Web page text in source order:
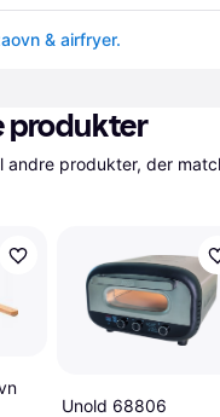
& airfryer.
produkter
andre produkter, der
Unold 68806